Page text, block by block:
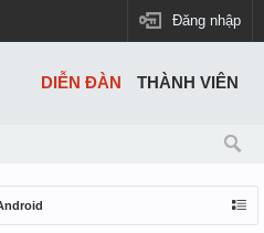
Đăng nhập
DIỄN ĐÀN THÀNH VIÊN